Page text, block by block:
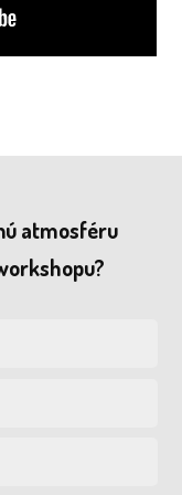
atmosféru